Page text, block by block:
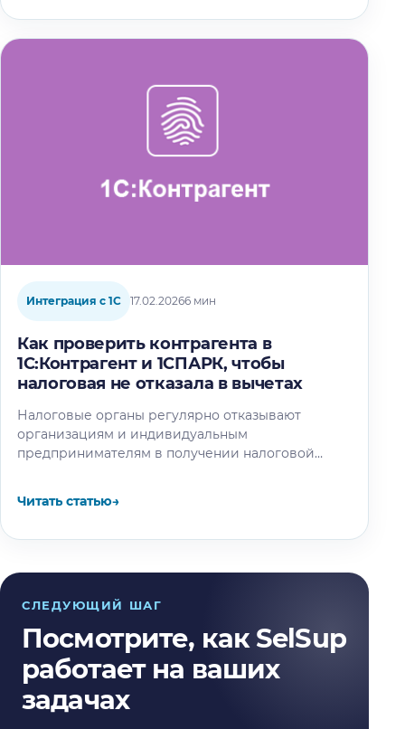
Интеграция с 1С 17.02.20266 мин
Как проверить контрагента в
1С:Контрагент и 1СПАРК, чтобы
налоговая не отказала в вычетах
Налоговые органы регулярно отказывают
организациям и индивидуальным
предпринимателям в получении налоговой
аргумент…
Читать статью→
СЛЕДУЮЩИЙ ШАГ
Посмотрите, как SelSup
работает на ваших
задачах